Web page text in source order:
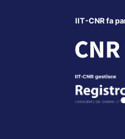
IIT-CNR fa